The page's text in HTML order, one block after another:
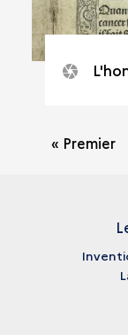
Pagination
« Premier